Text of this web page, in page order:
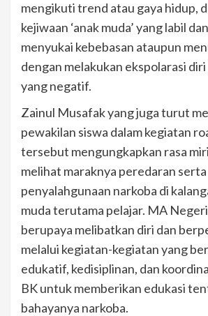
mengikuti trend atau gaya hidup,
kejiwaan ‘anak muda’ yang labil
menyukai kebebasan ataupun
dengan melakukan ekspolarasi
yang negatif.
Zainul Musafak yang juga turut
pewakilan siswa dalam kegiatan
tersebut mengungkapkan rasa
melihat maraknya peredaran serta
penyalahgunaan narkoba di
muda terutama pelajar. MA
berupaya melibatkan diri dan
melalui kegiatan-kegiatan yang
edukatif, kedisiplinan, dan
BK untuk memberikan edukasi
bahayanya narkoba.